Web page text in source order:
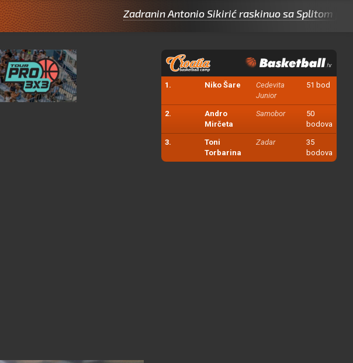
Zadranin Antonio Sikirić raskinuo sa Splitom pa potpisao
1. Niko Šare
Cedevita
Junior
51 bod
2.
Andro
Mirčeta
Samobor
50
bodova
3.
Toni
Torbarina
Zadar
35
bodova